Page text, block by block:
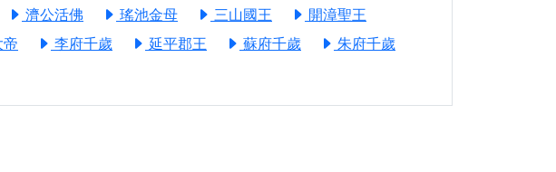
！「玉皇大帝 大天尊」 親自坐鎮主法！幫你累積的功德福報自然
念與功德，迴向冥陽兩利、闔家平安的殊勝因緣。
濟公活佛 瑤池金母 三山國王
開漳聖王
李府千歲 延平郡王 蘇府千歲
朱府千歲